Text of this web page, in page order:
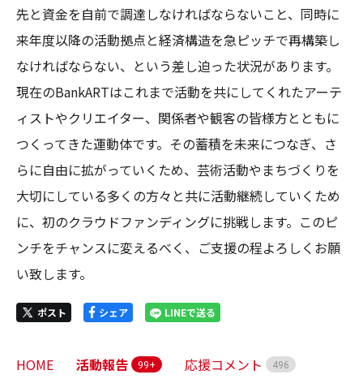
先と資金を自前で調達しなければならないこと、同時に
来年度以降の活動拠点と経済構造を急ピッチで再構築し
なければならない、という差し迫った状況があります。
現在のBankARTはこれまで活動を共にしてくれたアーテ
ィストやクリエイター、関係者や観客の皆様方とともに
つくってきた運動体です。その蓄積を未来につなぎ、さ
らに自由に拡がっていくため、芸術活動やまちづくりを
大切にしている多くの方々と共に活動継続していくため
に、初のクラウドファンディングに挑戦します。このピ
ンチをチャンスに変えるべく、ご支援の程よろしくお願
い致します。
ポスト シェア LINEで送る
HOME 活動報告 99+ 応援コメント 496